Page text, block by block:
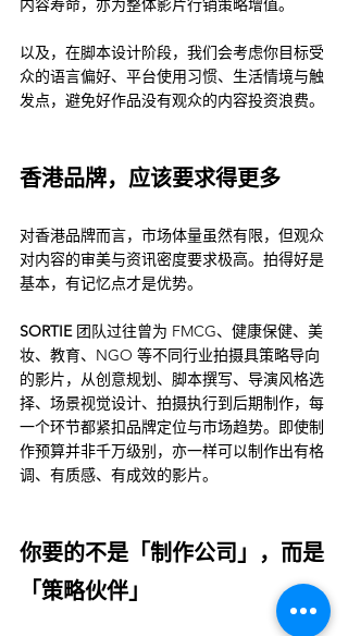
内容寿命，亦为整体影片行销策略增值。
以及，在脚本设计阶段，我们会考虑你目标受
众的语言偏好、平台使用习惯、生活情境与触
发点，避免好作品没有观众的内容投资浪费。
香港品牌，应该要求得更多
对香港品牌而言，市场体量虽然有限，但观众
对内容的审美与资讯密度要求极高。拍得好是
基本，有记忆点才是优势。
SORTIE 团队过往曾为 FMCG、健康保健、美
妆、教育、NGO 等不同行业拍摄具策略导向
的影片，从创意规划、脚本撰写、导演风格选
择、场景视觉设计、拍摄执行到后期制作，每
一个环节都紧扣品牌定位与市场趋势。即使制
作预算并非千万级别，亦一样可以制作出有格
调、有质感、有成效的影片。
你要的不是「制作公司」，而是
「策略伙伴」